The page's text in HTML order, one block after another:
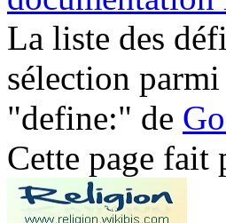
La liste des
sélection
"define:" de
Cette page